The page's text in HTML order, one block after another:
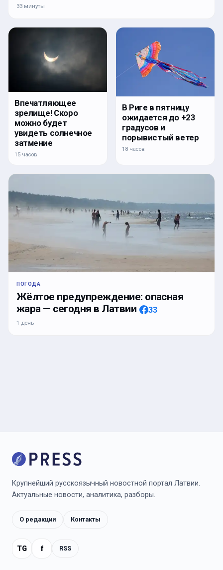
33 минуты
Впечатляющее
зрелище! Скоро
можно будет
увидеть солнечное
затмение
15 часов
В Риге в пятницу
ожидается до +23
градусов и
порывистый ветер
18 часов
ПОГОДА
Жёлтое предупреждение: опасная
жара — сегодня в Латвии
33
1 день
Крупнейший русскоязычный новостной портал Латвии.
Актуальные новости, аналитика, разборы.
О редакции Контакты
TG f RSS